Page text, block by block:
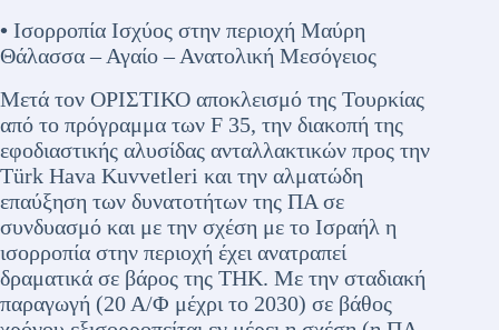
• Ισορροπία Ισχύος στην περιοχή Μαύρη
Θάλασσα – Αγαίο – Ανατολική Μεσόγειος
Μετά τον ΟΡΙΣΤΙΚΟ αποκλεισμό της Τουρκίας
από το πρόγραμμα των F 35, την διακοπή της
εφοδιαστικής αλυσίδας ανταλλακτικών προς την
Türk Hava Kuvvetleri και την αλματώδη
επαύξηση των δυνατοτήτων της ΠΑ σε
συνδυασμό και με την σχέση με το Ισραήλ η
ισορροπία στην περιοχή έχει ανατραπεί
δραματικά σε βάρος της ΤΗΚ. Με την σταδιακή
παραγωγή (20 Α/Φ μέχρι το 2030) σε βάθος